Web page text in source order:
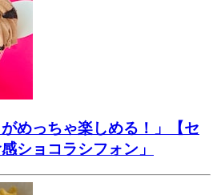
がめっちゃ楽しめる！」【セ
ショコラシフォン」